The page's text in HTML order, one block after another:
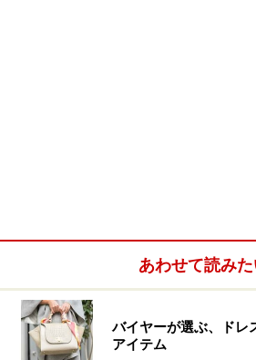
あわせて読み
バイヤーが選ぶ、ドレ
アイテム